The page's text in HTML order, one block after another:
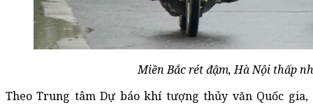
Miền Bắc rét đậm, Hà Nội thấp
Theo Trung tâm Dự báo khí tượng thủy văn Quốc